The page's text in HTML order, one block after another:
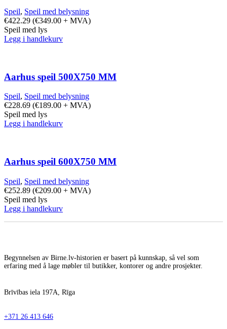
Speil, Speil med belysning
€422.29 (€349.00 + MVA)
Speil med lys
Legg i handlekurv
Aarhus speil 500X750 MM
Speil, Speil med belysning
€228.69 (€189.00 + MVA)
Speil med lys
Legg i handlekurv
Aarhus speil 600X750 MM
Speil, Speil med belysning
€252.89 (€209.00 + MVA)
Speil med lys
Legg i handlekurv
Begynnelsen av Birne.lv-historien er basert på kunnskap, så vel som
erfaring med å lage møbler til butikker, kontorer og andre prosjekter.
Brīvības iela 197A, Rīga
+371 26 413 646